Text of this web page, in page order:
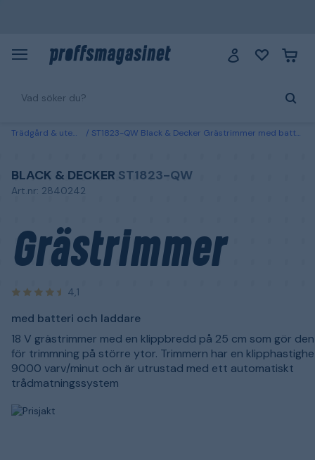
Trädgård & utemiljö ST1823-QW Black & Decker Grästrimmer med batteri och laddare
BLACK & DECKER ST1823-QW
Art.nr: 2840242
Grästrimmer
4,1
med batteri och laddare
18 V grästrimmer med en klippbredd på 25 cm som gör
för trimmning på större ytor. Trimmern har en
9000 varv/minut och är utrustad med ett automatiskt
trådmatningssystem